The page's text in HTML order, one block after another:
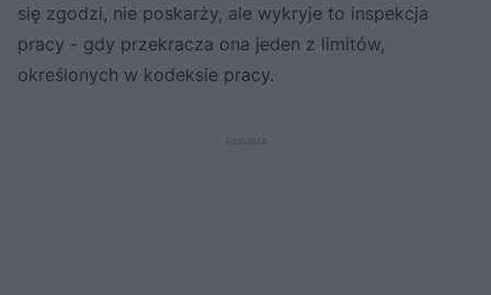
się zgodzi, nie poskarży, ale wykryje to inspekcja
pracy - gdy przekracza ona jeden z limitów,
określonych w kodeksie pracy.